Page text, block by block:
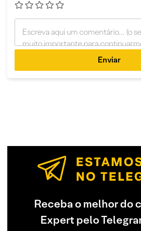
Enviar
Receba o melhor do
Expert pelo